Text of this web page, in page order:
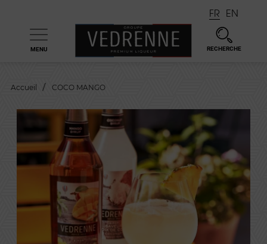
MENU RECHERCHE
FR EN
Accueil COCO MANGO